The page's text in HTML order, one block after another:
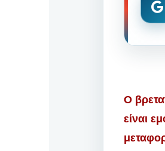
Ο
είναι